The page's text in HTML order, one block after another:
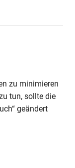
zu minimieren
tun, sollte die
geändert